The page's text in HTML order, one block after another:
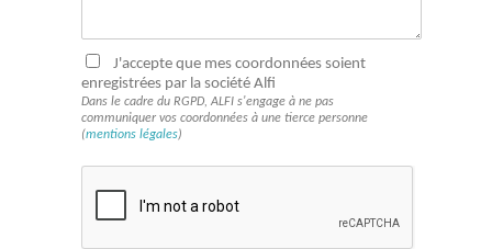
J'accepte que mes coordonnées soient
enregistrées par la société Alfi
Dans le cadre du RGPD, ALFI s'engage à ne pas
communiquer vos coordonnées à une tierce personne
(mentions légales)